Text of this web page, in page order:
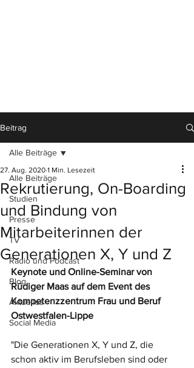
Beitrag
Alle Beiträge
Studien
Presse
TV
Radio und Podcast
Blog
Aktuelles
Social Media
Alle Beiträge
Rekrutierung, On-Boarding
und Bindung von
Mitarbeiterinnen der
Generationen X, Y und Z
27. Aug. 2020 1 Min. Lesezeit
Keynote und Online-Seminar von
Rüdiger Maas auf dem Event des
Kompetenzzentrum Frau und Beruf
Ostwestfalen-Lippe
"Die Generationen X, Y und Z, die
schon aktiv im Berufsleben sind oder